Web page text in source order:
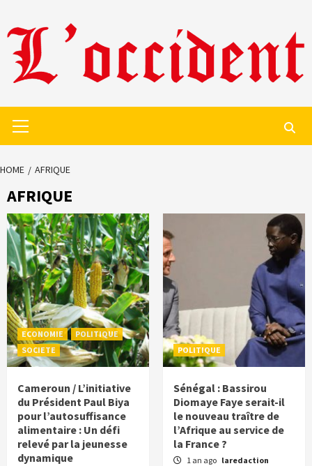
to
content
Menu
HOME AFRIQUE
AFRIQUE
ECONOMIE
POLITIQUE
SOCIETE
Cameroun / L’initiative
du Président Paul Biya
pour l’autosuffisance
alimentaire : Un défi
relevé par la jeunesse
dynamique
POLITIQUE
Sénégal : Bassirou
Diomaye Faye serait-il
le nouveau traître de
l’Afrique au service de
la France ?
1 an ago laredaction